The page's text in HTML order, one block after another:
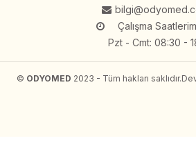
Çalışma
Pzt - Cmt: 08:30 -
© ODYOMED 2023 - Tüm hakları saklıdır.